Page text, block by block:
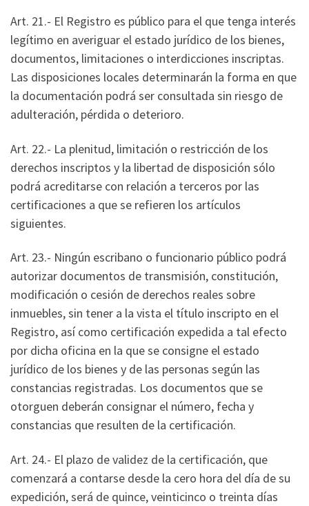
Art. 21.- El Registro es público para el que tenga interés
legítimo en averiguar el estado jurídico de los bienes,
documentos, limitaciones o interdicciones inscriptas.
Las disposiciones locales determinarán la forma en que
la documentación podrá ser consultada sin riesgo de
adulteración, pérdida o deterioro.
Art. 22.- La plenitud, limitación o restricción de los
derechos inscriptos y la libertad de disposición sólo
podrá acreditarse con relación a terceros por las
certificaciones a que se refieren los artículos
siguientes.
Art. 23.- Ningún escribano o funcionario público podrá
autorizar documentos de transmisión, constitución,
modificación o cesión de derechos reales sobre
inmuebles, sin tener a la vista el título inscripto en el
Registro, así como certificación expedida a tal efecto
por dicha oficina en la que se consigne el estado
jurídico de los bienes y de las personas según las
constancias registradas. Los documentos que se
otorguen deberán consignar el número, fecha y
constancias que resulten de la certificación.
Art. 24.- El plazo de validez de la certificación, que
comenzará a contarse desde la cero hora del día de su
expedición, será de quince, veinticinco o treinta días